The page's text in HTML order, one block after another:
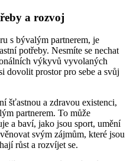
a rozvoj
s bývalým partnerem, je
potřeby. Nesmíte se nechat
výkyvů vyvolaných
dovolit prostor pro sebe a svůj
šťastnou a zdravou existenci,
partnerem. To může
a baví, jako jsou sport, umění
svým zájmům, které jsou
růst a rozvíjet se.